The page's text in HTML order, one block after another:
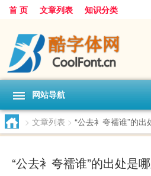
首 页 文章列表 知识分类
网站导航
> 文章列表 > “公去衤夸襦谁”的出
“公去衤夸襦谁”的出处是